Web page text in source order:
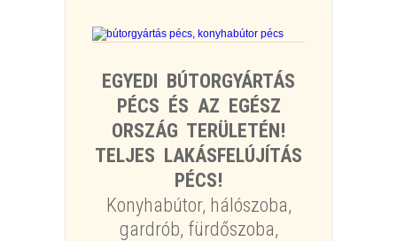
EGYEDI BÚTORGYÁRTÁS
PÉCS ÉS AZ EGÉSZ
ORSZÁG TERÜLETÉN!
TELJES LAKÁSFELÚJÍTÁS
PÉCS!
Konyhabútor, hálószoba,
gardrób, fürdőszoba,